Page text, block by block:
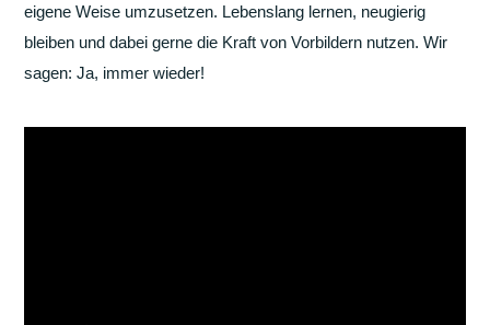
eigene Weise umzusetzen. Lebenslang lernen, neugierig
bleiben und dabei gerne die Kraft von Vorbildern nutzen. Wir
sagen: Ja, immer wieder!